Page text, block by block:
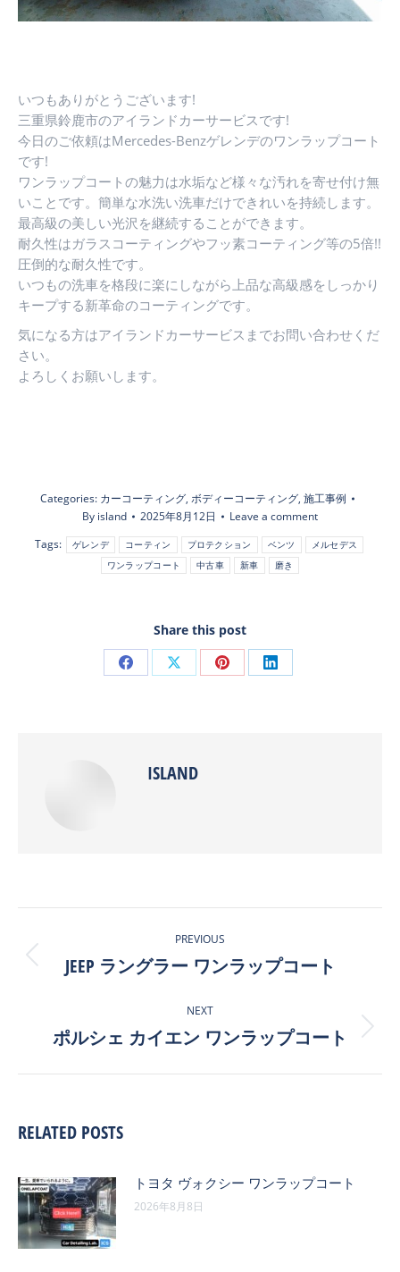
いつもありがとうございます!
三重県鈴鹿市のアイランドカーサービスです!
今日のご依頼はMercedes-Benzゲレンデのワンラップコート
です!
ワンラップコートの魅力は水垢など様々な汚れを寄せ付け無
いことです。簡単な水洗い洗車だけできれいを持続します。
最高級の美しい光沢を継続することができます。
耐久性はガラスコーティングやフッ素コーティング等の5倍!!
圧倒的な耐久性です。
いつもの洗車を格段に楽にしながら上品な高級感をしっかり
キープする新革命のコーティングです。
気になる方はアイランドカーサービスまでお問い合わせくだ
さい。
よろしくお願いします。
Categories: カーコーティング, ボディーコーティング, 施工事例
By island 2025年8月12日
Leave a comment
Tags:
ゲレンデ コーティン プロテクション ベンツ メルセデス
ワンラップコート 中古車 新車 磨き
Share this post
Share Share Share Share
ISLAND
NAVIGATION
PREVIOUS
Previous
JEEP ラングラー ワンラップコート
NEXT
Next
ポルシェ カイエン ワンラップコート
RELATED POSTS
トヨタ ヴォクシー ワンラップコート
2026年8月8日